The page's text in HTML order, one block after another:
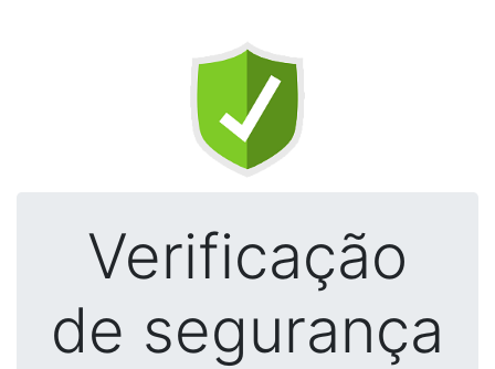
Verificação
de segurança